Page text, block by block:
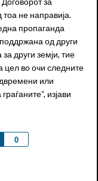
не направија.
пропаганда
од други
други земји, тие
цел во очи следните
или
изјави
0
Share